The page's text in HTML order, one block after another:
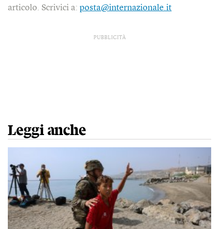
articolo. Scrivici a: posta@internazionale.it
PUBBLICITÀ
Leggi anche